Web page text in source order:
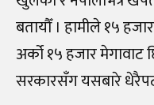
बतायौँ । हामीले १५
अर्को १५ हजार मेगावाट
सरकारसँग यसबारे